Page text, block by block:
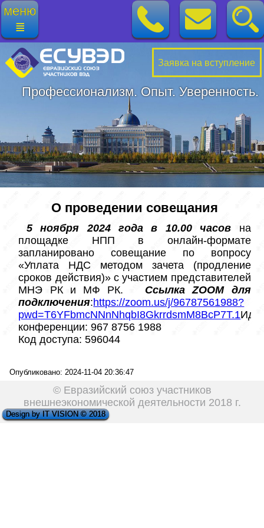
меню
≣
Профессионализм. Опыт. Уверенность.
Заявка на вступление
О проведении совещания
5 ноября 2024 года в 10.00 часов на
площадке НПП в онлайн-формате
запланировано совещание по вопросу
«Уплата НДС методом зачета (продление
сроков действия)» с участием представителей
МНЭ РК и МФ РК. Ссылка ZOOM для
подключения:https://zoom.us/j/96787561988?
pwd=T6YFbmcNNnNhqbI8GkrrdsmM8BcP7T.1
конференции: 967 8756 1988
Код доступа: 596044
Опубликовано: 2024-11-04 20:36:47
© Евразийский союз участников
внешнеэкономической деятельности 2018 г.
Design by IT VISION © 2018